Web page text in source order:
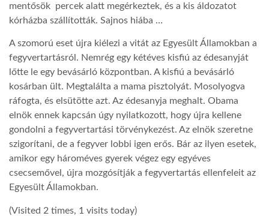
mentősök percek alatt megérkeztek, és a kis áldozatot
kórházba szállították. Sajnos hiába …
A szomorú eset újra kiélezi a vitát az Egyesült Államokban a
fegyvertartásról. Nemrég egy kétéves kisfiú az édesanyját
lőtte le egy bevásárló központban. A kisfiú a bevásárló
kosárban ült. Megtalálta a mama pisztolyát. Mosolyogva
ráfogta, és elsütötte azt. Az édesanyja meghalt. Obama
elnök ennek kapcsán úgy nyilatkozott, hogy újra kellene
gondolni a fegyvertartási törvénykezést. Az elnök szeretne
szigorítani, de a fegyver lobbi igen erős. Bár az ilyen esetek,
amikor egy hároméves gyerek végez egy egyéves
csecsemővel, újra mozgósítják a fegyvertartás ellenfeleit az
Egyesült Államokban.
(Visited 2 times, 1 visits today)